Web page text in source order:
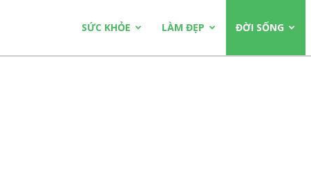
SỨC KHỎE LÀM ĐẸP ĐỜI SỐNG